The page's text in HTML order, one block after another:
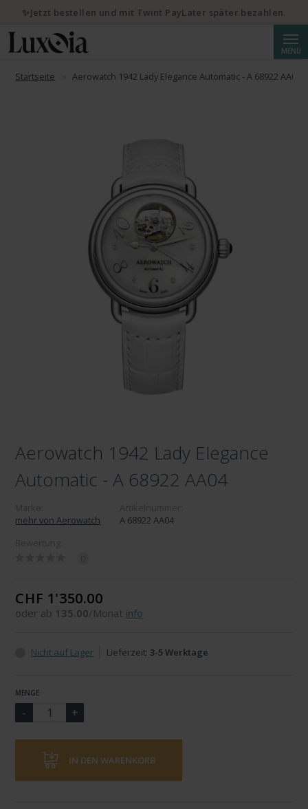
MENÜ
Startseite Aerowatch 1942 Lady Elegance Automatic - A 68922 AA04
Aerowatch 1942 Lady Elegance
Automatic - A 68922 AA04
mehr von Aerowatch
A 68922 AA04
CHF 1'350.00
oder ab 135.00/Monat info
Nicht auf Lager Lieferzeit: 3-5 Werktage
MENGE
IN DEN WARENKORB
✨Jetzt bestellen und mit Twint PayLater später bezahlen.